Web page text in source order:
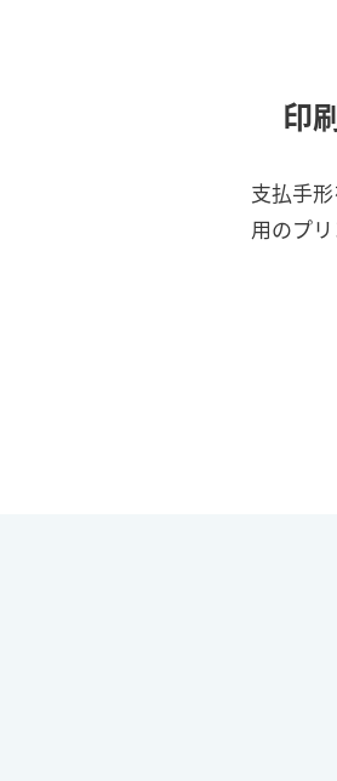
印
支払手
用のプリ